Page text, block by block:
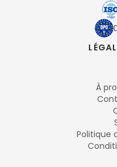
À
Politique